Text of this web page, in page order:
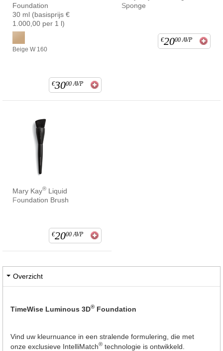
Foundation
30 ml (basisprijs €
1.000,00 per 1 l)
Beige W 160
€3000 AVP
Sponge
€2000 AVP
Mary Kay® Liquid
Foundation Brush
€2000 AVP
Overzicht
TimeWise Luminous 3D® Foundation
Vind uw kleurnuance in een stralende formulering, die met
onze exclusieve IntelliMatch® technologie is ontwikkeld.